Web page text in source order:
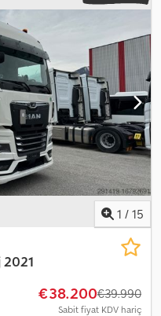
kg, izin verilen dingil yükü
, Teknik Bilgiler Silindir sayısı: 6
Ai Iekr Şanzıman Şanzıman:
Lastik ölçüsü:
Maks. aks yükü: 8.000 kg;
diş derinliği: %100;
aks yükü: 13.000 kg; Sol
derinliği: %100; Süspansiyon:
çok iyi Görsel durum:
Garanti Garanti:
1 / 15
2021
€38.200€39.990
Sabit fiyat KDV hariç